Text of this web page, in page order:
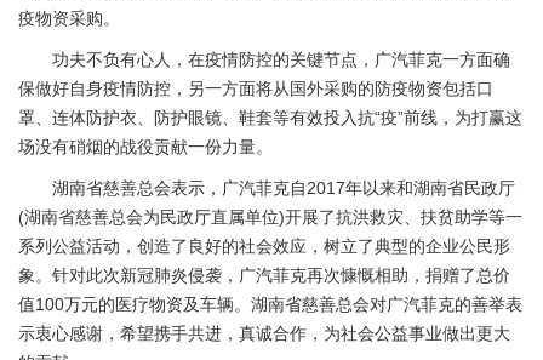
疫物资采购。
功夫不负有心人，在疫情防控的关键节点，广汽菲克一方面确
保做好自身疫情防控，另一方面将从国外采购的防疫物资包括口
罩、连体防护衣、防护眼镜、鞋套等有效投入抗“疫”前线，为打赢这
场没有硝烟的战役贡献一份力量。
湖南省慈善总会表示，广汽菲克自2017年以来和湖南省民政厅
(湖南省慈善总会为民政厅直属单位)开展了抗洪救灾、扶贫助学等一
系列公益活动，创造了良好的社会效应，树立了典型的企业公民形
象。针对此次新冠肺炎侵袭，广汽菲克再次慷慨相助，捐赠了总价
值100万元的医疗物资及车辆。湖南省慈善总会对广汽菲克的善举表
示衷心感谢，希望携手共进，真诚合作，为社会公益事业做出更大